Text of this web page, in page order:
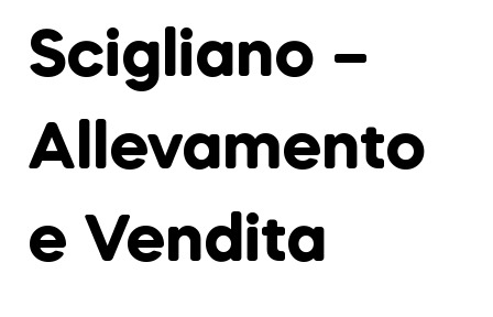
Scigliano –
Allevamento
e Vendita